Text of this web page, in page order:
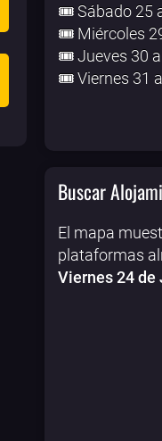
🎟️ Sábado 25
🎟️ Miércoles
🎟️ Jueves 30
🎟️ Viernes 31
Buscar
El mapa
plataformas
Viernes 24 de